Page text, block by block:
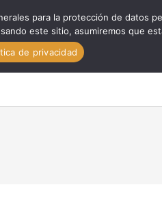
para la protección de datos
este sitio, asumiremos que
de privacidad